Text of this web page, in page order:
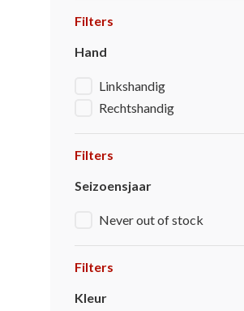
Filters
Hand
Linkshandig
Rechtshandig
Filters
Seizoensjaar
Never out of stock
Filters
Kleur